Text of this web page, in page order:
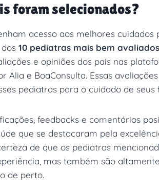
foram selecionados?
acesso aos melhores
10 pediatras mais bem avaliados
e opiniões dos pais nas
Alia e BoaConsulta. Essas
pediatras para o cuidado de seus
feedbacks e comentários
que se destacaram pela
de que os pediatras
mas também são
de perto.